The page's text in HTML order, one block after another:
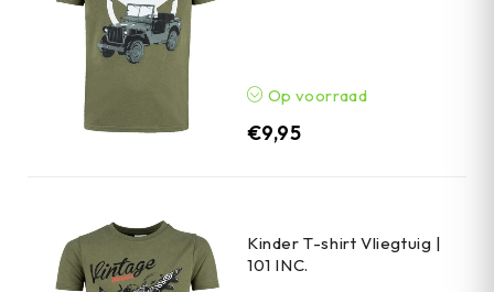
Op voorraad
€9,95
Kinder T-shirt Vliegtuig |
101 INC.